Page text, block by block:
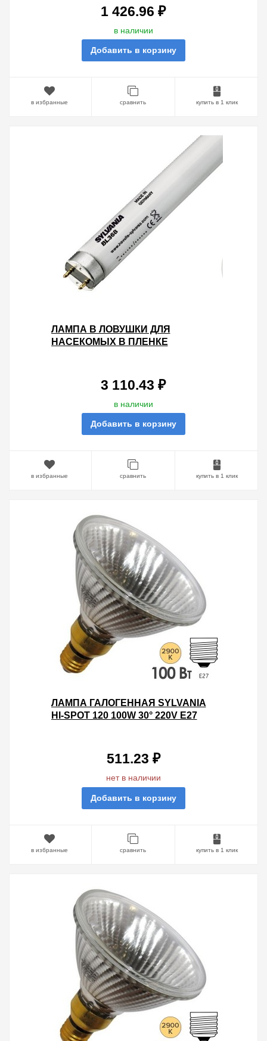
1 426.96 ₽
в наличии
Добавить в корзину
в избранные сравнить купить в 1 клик
ЛАМПА В ЛОВУШКИ ДЛЯ
НАСЕКОМЫХ В ПЛЕНКЕ
3 110.43 ₽
в наличии
Добавить в корзину
в избранные сравнить купить в 1 клик
ЛАМПА ГАЛОГЕННАЯ SYLVANIA
HI-SPOT 120 100W 30° 220V E27
511.23 ₽
нет в наличии
Добавить в корзину
в избранные сравнить купить в 1 клик